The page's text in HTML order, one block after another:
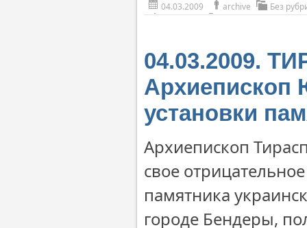
04.03.2009 archive Без
04.03.2009.
Архиепископ
установки
Архиепископ
свое
памятника
городе Бендеры,